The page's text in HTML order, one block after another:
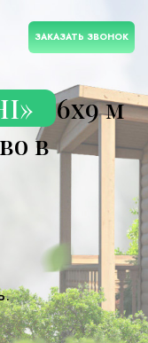
ЗАКАЗАТЬ ЗВОНОК
6х9 м
в